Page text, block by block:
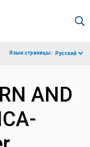
Язык страницы: Русский
AND